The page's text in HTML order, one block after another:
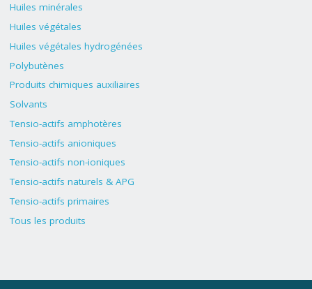
Huiles minérales
Huiles végétales
Huiles végétales hydrogénées
Polybutènes
Produits chimiques auxiliaires
Solvants
Tensio-actifs amphotères
Tensio-actifs anioniques
Tensio-actifs non-ioniques
Tensio-actifs naturels & APG
Tensio-actifs primaires
Tous les produits